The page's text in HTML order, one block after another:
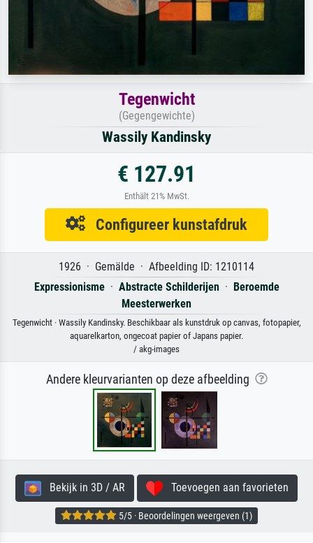
Tegenwicht
(Gegengewichte)
Wassily Kandinsky
€ 127.91
Enthält 21% MwSt.
Configureer kunstafdruk
1926 · Gemälde · Afbeelding ID: 1210114
Expressionisme· Abstracte Schilderijen · Beroemde
Meesterwerken
Tegenwicht · Wassily Kandinsky. Beschikbaar als kunstdruk op canvas, fotopapier,
aquarelkarton, ongecoat papier of Japans papier.
/ akg-images
Andere kleurvarianten op deze afbeelding
Bekijk in 3D / AR Toevoegen aan favorieten
5/5 · Beoordelingen weergeven (1)